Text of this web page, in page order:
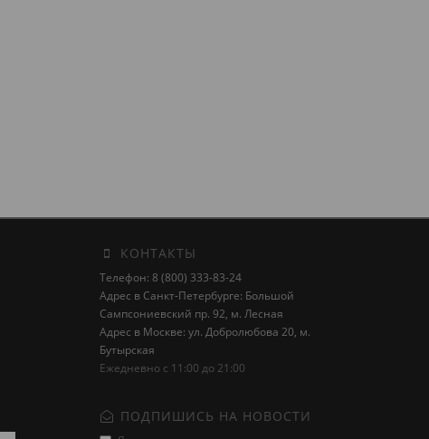
КОНТАКТЫ
Телефон: 8 (800) 333-83-24
Адрес в Санкт-Петербурге: Большой
Сампсониевский пр. 92, м. Лесная
Адрес в Москве: ул. Добролюбова 20, м.
Бутырская
Ежедневно с 11:00 до 21:00
ПОДПИШИСЬ НА НОВОСТИ